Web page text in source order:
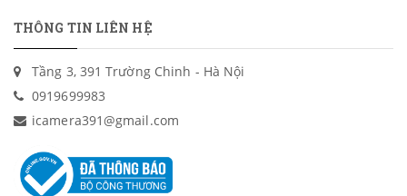
THÔNG TIN LIÊN HỆ
Tầng 3, 391 Trường Chinh - Hà Nội
0919699983
icamera391@gmail.com